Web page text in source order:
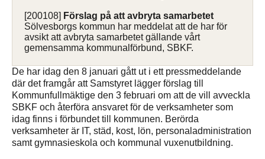
[200108] Förslag på att avbryta samarbetet
Sölvesborgs kommun har meddelat att de har för
avsikt att avbryta samarbetet gällande vårt
gemensamma kommunalförbund, SBKF.
De har idag den 8 januari gått ut i ett pressmeddelande
där det framgår att Samstyret lägger förslag till
Kommunfullmäktige den 3 februari om att de vill avveckla
SBKF och återföra ansvaret för de verksamheter som
idag finns i förbundet till kommunen. Berörda
verksamheter är IT, städ, kost, lön, personaladministration
samt gymnasieskola och kommunal vuxenutbildning.